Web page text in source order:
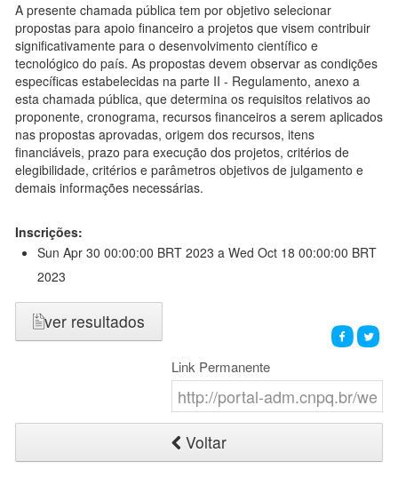
A presente chamada pública tem por objetivo selecionar
propostas para apoio financeiro a projetos que visem contribuir
significativamente para o desenvolvimento científico e
tecnológico do país. As propostas devem observar as condições
específicas estabelecidas na parte II - Regulamento, anexo a
esta chamada pública, que determina os requisitos relativos ao
proponente, cronograma, recursos financeiros a serem aplicados
nas propostas aprovadas, origem dos recursos, itens
financiáveis, prazo para execução dos projetos, critérios de
elegibilidade, critérios e parâmetros objetivos de julgamento e
demais informações necessárias.
Inscrições:
Sun Apr 30 00:00:00 BRT 2023 a Wed Oct 18 00:00:00 BRT
2023
ver resultados
Link Permanente
Voltar